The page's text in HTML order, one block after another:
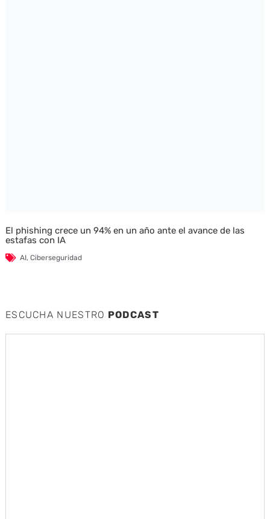
El phishing crece un 94% en un año ante el avance de las
estafas con IA
AI, Ciberseguridad
ESCUCHA NUESTRO PODCAST